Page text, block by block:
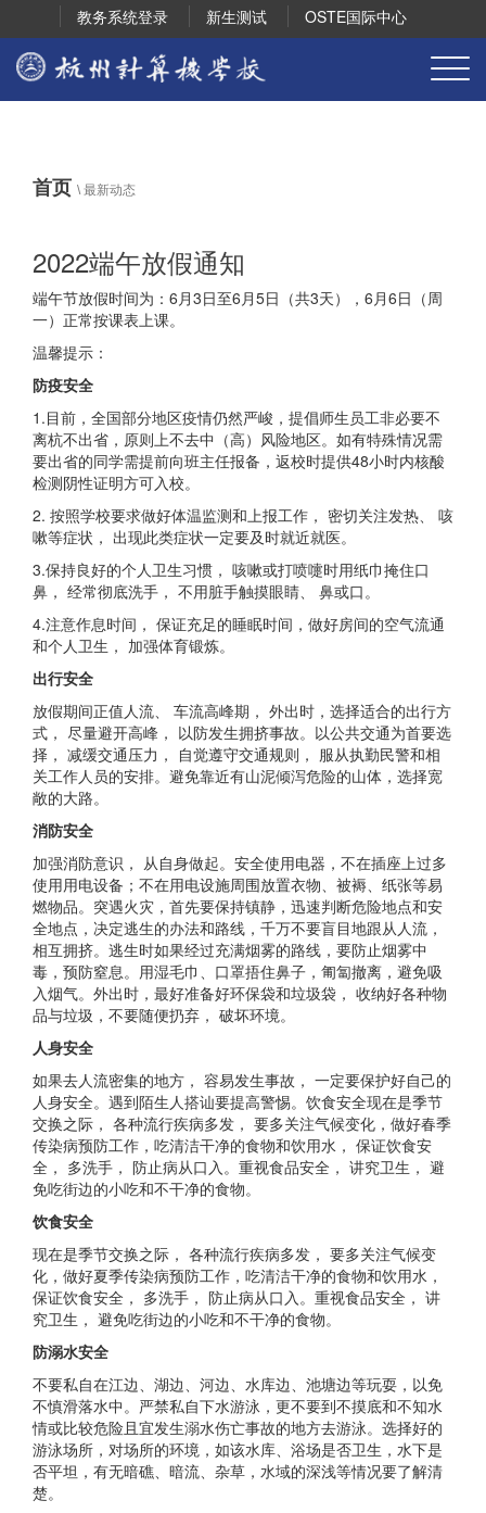
教务系统登录 新生测试 OSTE国际中心
首页 \最新动态
2022端午放假通知
端午节放假时间为：6月3日至6月5日（共3天），6月6日（周
一）正常按课表上课。
温馨提示：
防疫安全
1.目前，全国部分地区疫情仍然严峻，提倡师生员工非必要不
离杭不出省，原则上不去中（高）风险地区。如有特殊情况需
要出省的同学需提前向班主任报备，返校时提供48小时内核酸
检测阴性证明方可入校。
2. 按照学校要求做好体温监测和上报工作， 密切关注发热、 咳
嗽等症状， 出现此类症状一定要及时就近就医。
3.保持良好的个人卫生习惯， 咳嗽或打喷嚏时用纸巾掩住口
鼻， 经常彻底洗手， 不用脏手触摸眼睛、 鼻或口。
4.注意作息时间， 保证充足的睡眠时间，做好房间的空气流通
和个人卫生， 加强体育锻炼。
出行安全
放假期间正值人流、 车流高峰期， 外出时，选择适合的出行方
式， 尽量避开高峰， 以防发生拥挤事故。以公共交通为首要选
择， 减缓交通压力， 自觉遵守交通规则， 服从执勤民警和相
关工作人员的安排。避免靠近有山泥倾泻危险的山体，选择宽
敞的大路。
消防安全
加强消防意识， 从自身做起。安全使用电器，不在插座上过多
使用用电设备；不在用电设施周围放置衣物、被褥、纸张等易
燃物品。突遇火灾，首先要保持镇静，迅速判断危险地点和安
全地点，决定逃生的办法和路线，千万不要盲目地跟从人流，
相互拥挤。逃生时如果经过充满烟雾的路线，要防止烟雾中
毒，预防窒息。用湿毛巾、口罩捂住鼻子，匍匐撤离，避免吸
入烟气。外出时，最好准备好环保袋和垃圾袋， 收纳好各种物
品与垃圾，不要随便扔弃， 破坏环境。
人身安全
如果去人流密集的地方， 容易发生事故， 一定要保护好自己的
人身安全。遇到陌生人搭讪要提高警惕。饮食安全现在是季节
交换之际， 各种流行疾病多发， 要多关注气候变化，做好春季
传染病预防工作，吃清洁干净的食物和饮用水， 保证饮食安
全， 多洗手， 防止病从口入。重视食品安全， 讲究卫生， 避
免吃街边的小吃和不干净的食物。
饮食安全
现在是季节交换之际， 各种流行疾病多发， 要多关注气候变
化，做好夏季传染病预防工作，吃清洁干净的食物和饮用水，
保证饮食安全， 多洗手， 防止病从口入。重视食品安全， 讲
究卫生， 避免吃街边的小吃和不干净的食物。
防溺水安全
不要私自在江边、湖边、河边、水库边、池塘边等玩耍，以免
不慎滑落水中。严禁私自下水游泳，更不要到不摸底和不知水
情或比较危险且宜发生溺水伤亡事故的地方去游泳。选择好的
游泳场所，对场所的环境，如该水库、浴场是否卫生，水下是
否平坦，有无暗礁、暗流、杂草，水域的深浅等情况要了解清
楚。